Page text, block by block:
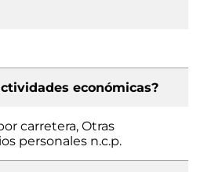
económicas?
carretera, Otras
personales n.c.p.